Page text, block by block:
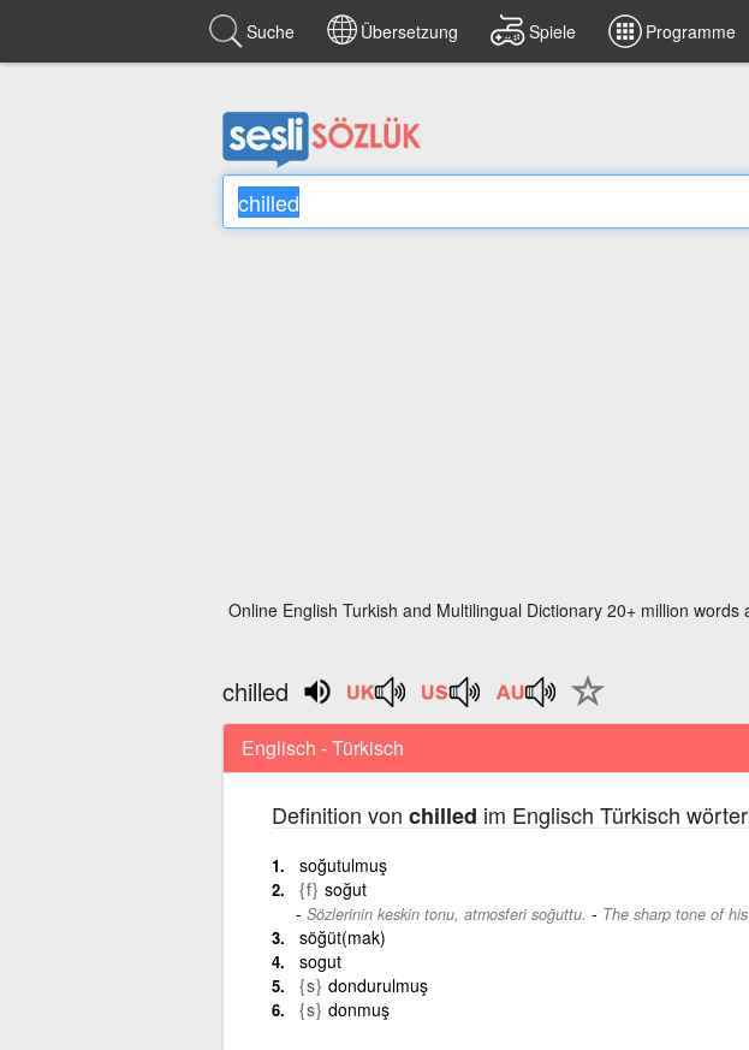
Suche Übersetzung Spiele Programme
Online English Turkish and Multilingual Dictionary 20+ million words
chilled
Englisch - Türkisch
Definition von chilled im Englisch Türkisch
soğutulmuş
{f} soğut
Sözlerinin keskin tonu, atmosferi soğuttu. - The sharp tone of
söğüt(mak)
sogut
{s} dondurulmuş
{s} donmuş